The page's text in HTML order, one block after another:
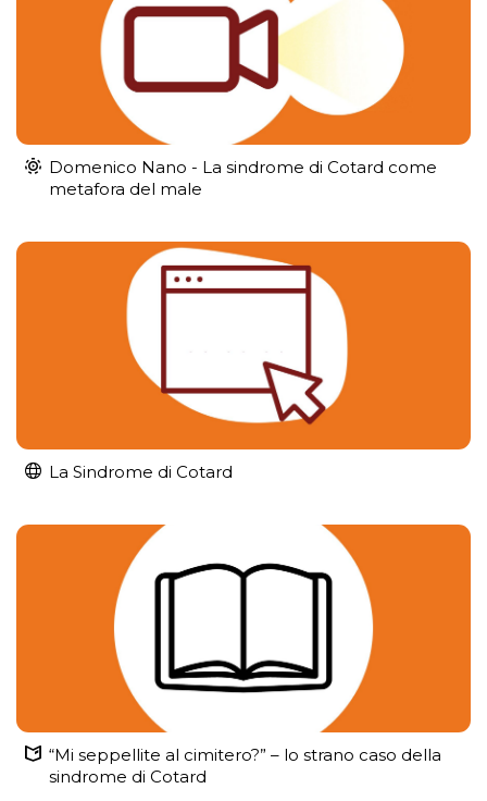
Domenico Nano - La sindrome di Cotard come
metafora del male
La Sindrome di Cotard
“Mi seppellite al cimitero?” – lo strano caso della
sindrome di Cotard